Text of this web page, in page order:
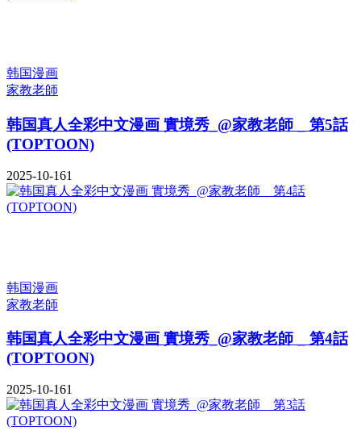
韩国漫画
家教老師
韩国真人全彩中文漫画 實境秀_@家教老師 _ 第5話
(TOPTOON)
2025-10-161
韩国漫画
家教老師
韩国真人全彩中文漫画 實境秀_@家教老師 _ 第4話
(TOPTOON)
2025-10-161